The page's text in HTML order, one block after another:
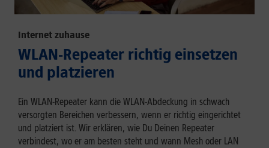
Internet zuhause
WLAN-Repeater richtig einsetzen
und platzieren
Ein WLAN-Repeater kann die WLAN-Abdeckung in schwach
versorgten Bereichen verbessern, wenn er richtig eingerichtet
und platziert ist. Wir erklären, wie Du Deinen Repeater
verbindest, wo er am besten steht und wann Mesh oder LAN